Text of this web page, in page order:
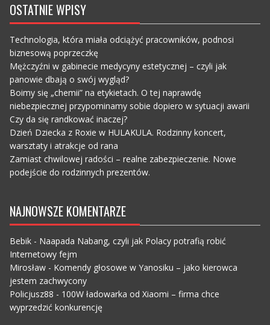
OSTATNIE WPISY
Technologia, która miała odciążyć pracowników, podnosi
biznesową poprzeczkę
Mężczyźni w gabinecie medycyny estetycznej – czyli jak
panowie dbają o swój wygląd?
Boimy się „chemii” na etykietach. O tej naprawdę
niebezpiecznej przypominamy sobie dopiero w sytuacji awarii
Czy da się randkować inaczej?
Dzień Dziecka z Roxie w HULAKULA. Rodzinny koncert,
warsztaty i atrakcje od rana
Zamiast chwilowej radości – realne zabezpieczenie. Nowe
podejście do rodzinnych prezentów.
NAJNOWSZE KOMENTARZE
Bebik- Naapada Nabang, czyli jak Polacy potrafią robić
Internetowy fejm
Mirosław- Komendy głosowe w Yanosiku – jako kierowca
jestem zachwycony
Policjusz88 - 100W ładowarka od Xiaomi – firma chce
wyprzedzić konkurencję